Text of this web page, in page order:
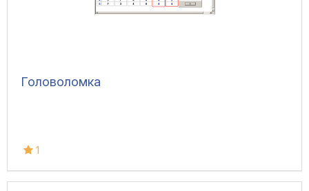
Головоломка
1